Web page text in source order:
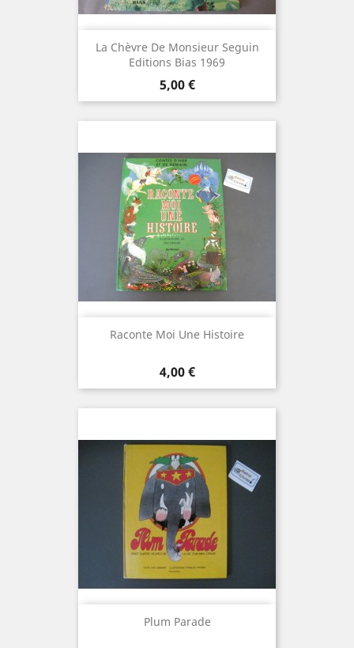
La Chèvre De Monsieur Seguin
Editions Bias 1969
Prix
5,00 €
Raconte Moi Une Histoire
Prix
4,00 €
Plum Parade